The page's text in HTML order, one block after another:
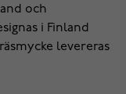
och
i Finland
levereras